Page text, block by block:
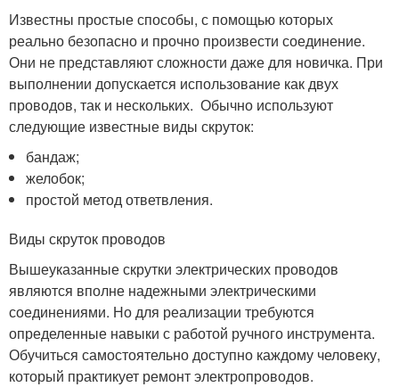
Известны простые способы, с помощью которых
реально безопасно и прочно произвести соединение.
Они не представляют сложности даже для новичка. При
выполнении допускается использование как двух
проводов, так и нескольких. Обычно используют
следующие известные виды скруток:
бандаж;
желобок;
простой метод ответвления.
Виды скруток проводов
Вышеуказанные скрутки электрических проводов
являются вполне надежными электрическими
соединениями. Но для реализации требуются
определенные навыки с работой ручного инструмента.
Обучиться самостоятельно доступно каждому человеку,
который практикует ремонт электропроводов.